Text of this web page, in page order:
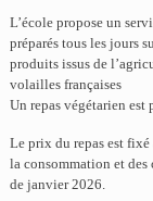
L’école propose un
préparés tous les jours
produits issus de
volailles françaises
Un repas végétarien
Le prix du repas est
la consommation et des
de janvier 2026.